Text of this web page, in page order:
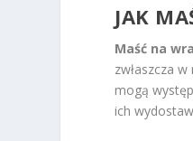
JAK
Maść na
zwłaszcza
mogą
ich